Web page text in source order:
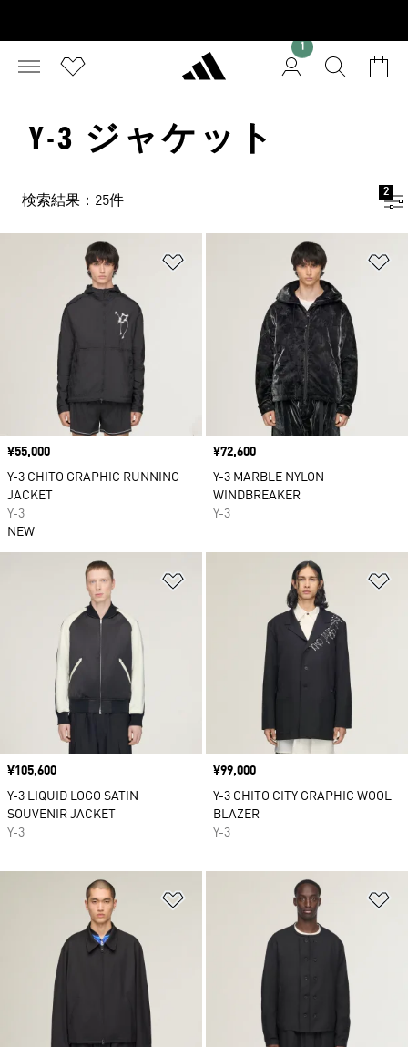
1
Y-3 ジャケット
検索結果：25件
2
ほしいものリストに追加
価格
¥55,000
Y-3 CHITO GRAPHIC RUNNING
JACKET
Y-3
NEW
価格
¥72,600
Y-3 MARBLE NYLON
WINDBREAKER
Y-3
ほしいものリストに追加
価格
¥105,600
Y-3 LIQUID LOGO SATIN
SOUVENIR JACKET
Y-3
価格
¥99,000
Y-3 CHITO CITY GRAPHIC WOOL
BLAZER
Y-3
ほしいものリストに追加